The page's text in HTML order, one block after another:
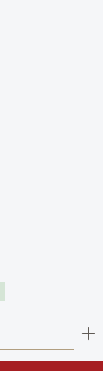
Sternen
Wert